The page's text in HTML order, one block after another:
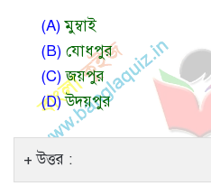
(A)মুম্বাই
(B) যোধপুর
(C)জয়পুর
(D)উদয়পুর
উত্তর :